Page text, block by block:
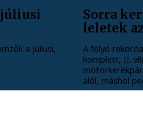
júliusi
a júliusi,
Sorra
leletek
A folyó
komplett, II.
alól, máshol